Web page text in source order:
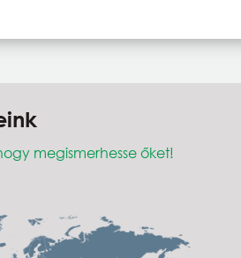
megismerhesse őket!